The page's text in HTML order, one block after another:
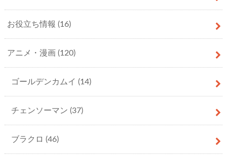
お役立ち情報 (16)
アニメ・漫画 (120)
ゴールデンカムイ (14)
チェンソーマン (37)
ブラクロ (46)